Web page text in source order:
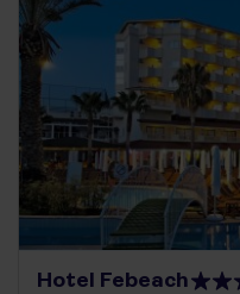
Hotel Febeach